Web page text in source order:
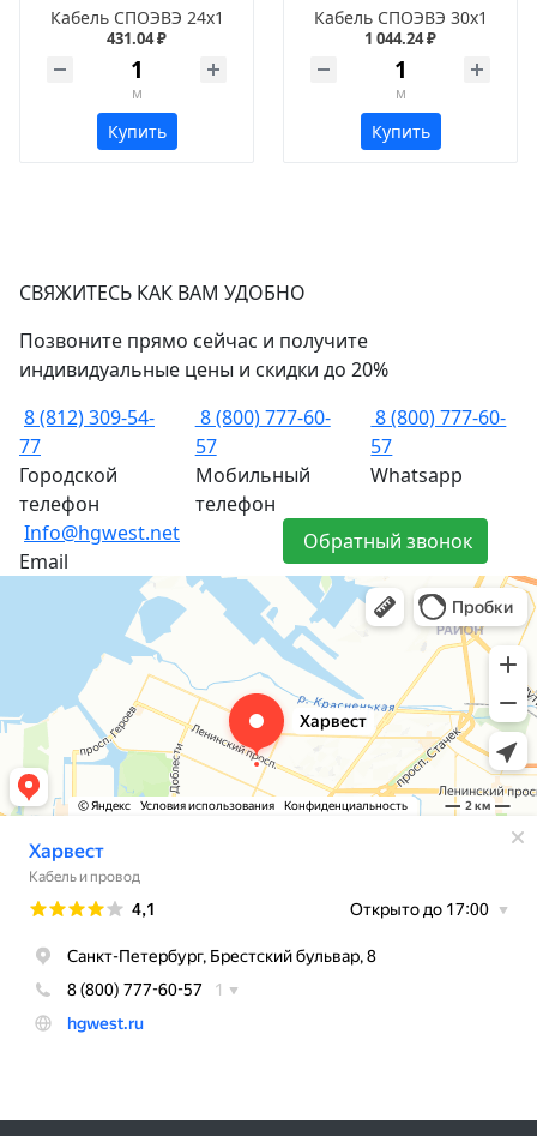
Кабель СПОЭВЭ 24х1
431.04 ₽
м
Купить
Кабель СПОЭВЭ 30х1
1 044.24 ₽
м
Купить
СВЯЖИТЕСЬ КАК ВАМ УДОБНО
Позвоните прямо сейчас и получите
индивидуальные цены и скидки до 20%
8 (812) 309-54-
77
Городской
телефон
8 (800) 777-60-
57
Мобильный
телефон
8 (800) 777-60-
57
Whatsapp
Info@hgwest.net
Email
Обратный звонок